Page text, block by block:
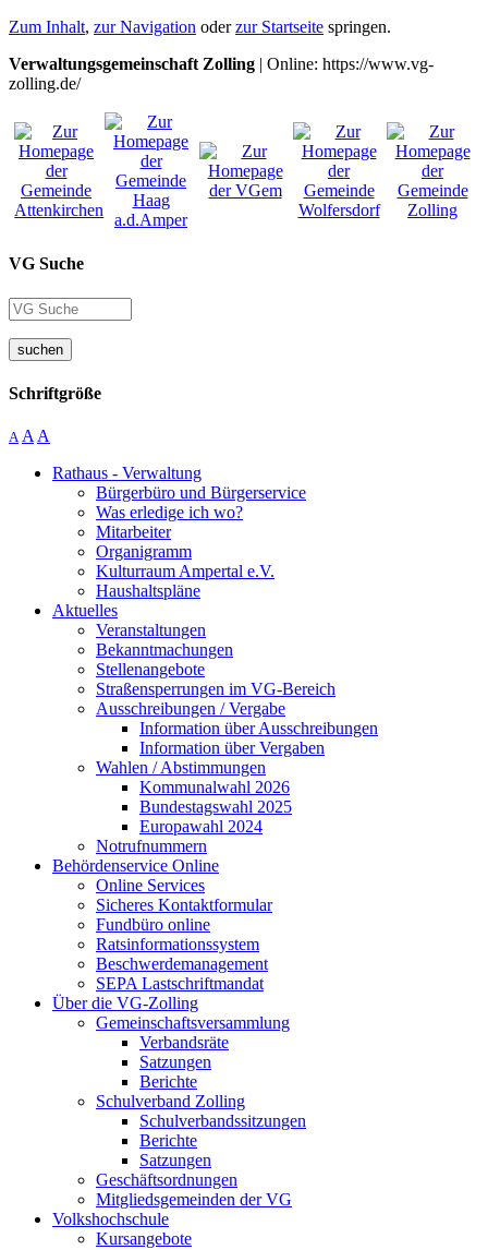
Zum Inhalt, zur Navigation oderzur Startseite springen.
Verwaltungsgemeinschaft Zolling | Online: https://www.vg-
zolling.de/
VG Suche
suchen
Schriftgröße
A A A
Rathaus - Verwaltung
Bürgerbüro und Bürgerservice
Was erledige ich wo?
Mitarbeiter
Organigramm
Kulturraum Ampertal e.V.
Haushaltspläne
Aktuelles
Veranstaltungen
Bekanntmachungen
Stellenangebote
Straßensperrungen im VG-Bereich
Ausschreibungen / Vergabe
Information über Ausschreibungen
Information über Vergaben
Wahlen / Abstimmungen
Kommunalwahl 2026
Bundestagswahl 2025
Europawahl 2024
Notrufnummern
Behördenservice Online
Online Services
Sicheres Kontaktformular
Fundbüro online
Ratsinformationssystem
Beschwerdemanagement
SEPA Lastschriftmandat
Über die VG-Zolling
Gemeinschaftsversammlung
Verbandsräte
Satzungen
Berichte
Schulverband Zolling
Schulverbandssitzungen
Berichte
Satzungen
Geschäftsordnungen
Mitgliedsgemeinden der VG
Volkshochschule
Kursangebote